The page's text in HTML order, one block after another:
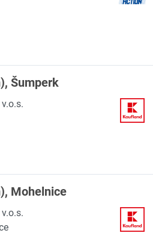
Šumperk
Mohelnice